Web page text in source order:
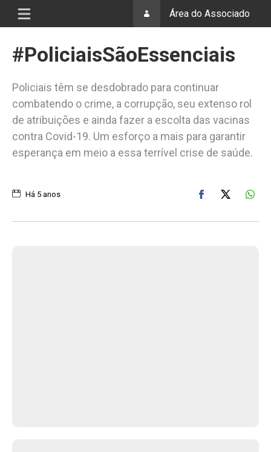
Área do Associado
#PoliciaisSãoEssenciais
Policiais têm se desdobrado para continuar
combatendo o crime, a corrupção, seu extenso rol
de atribuições e ainda fazer a escolta das vacinas
contra Covid-19. Um esforço a mais para garantir
esperança em meio a essa terrível crise de saúde.
Há 5 anos